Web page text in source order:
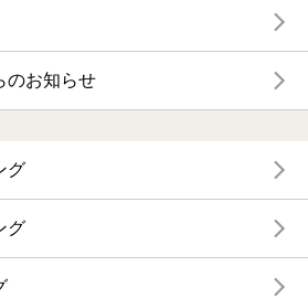
のお知らせ
グ
グ